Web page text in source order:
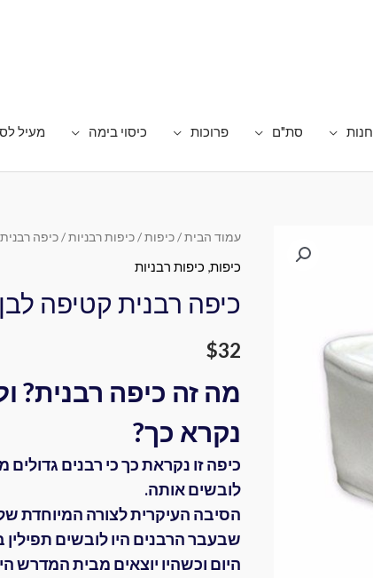
חנות סת"ם פרוכות כיסוי בימה מעיל
עמוד הבית/כיפות/כיפות רבניות/ כיפה
כיפות, כיפות רבניות
כיפה רבנית קטיפה לבן
$32
מה זה כיפה רבנית?
נקרא כך?
כיפה זו נקראת כך כי רבנים גדולים
לובשים אותה.
הסיבה העיקרית לצורה המיוחדת
שבעבר הרבנים היו לובשים
היום וכשהיו יוצאים מבית המדרש